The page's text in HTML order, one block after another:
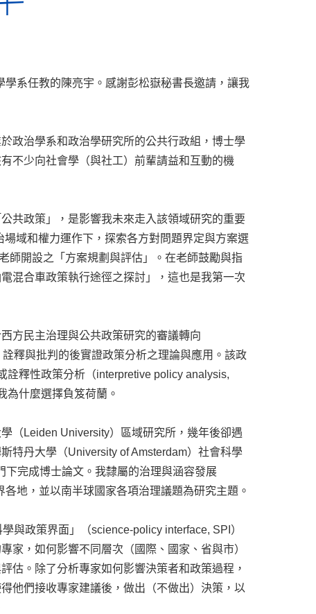
系任教的陳亮宇。感謝彭松嶽秘書長邀請，讓我
政治學系和政治學研究所的公共行政組，博士學
不少向社會學（與社工）前輩請益和互動的機
共政策」，是影響我未來走入該領域研究的重要
域和權力運作下，探索各方對問題界定與方案選
師開設之「方案規劃與評估」。在老師鼓勵與指
混合車政策執行途徑之探討」，這也是我第一次
方民主治理與公共政策研究的審議轉向
釋與批判的後實證政策分析之理論與應用。該政
詮釋性政策分析（interpretive policy analysis,
為什麼選擇負笈荷蘭。
（Leiden University）區域研究所，幾年後卻遇
特丹大學（University of Amsterdam）社會科學
下完成博士論文。我隸屬的治理與涵容發展
地，並以南半球國家各項治理議題為研究主題。
與政策界面」（science-policy interface, SPI）
家，如何影響不同層次（國際、國家、省與市）
估。除了分析專家如何影響決策者和政策過程，
他們接收專家建議後，做出（不做出）決策，以